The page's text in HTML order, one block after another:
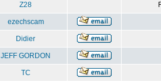
Z28
ezechscam
Didier
JEFF GORDON
TC